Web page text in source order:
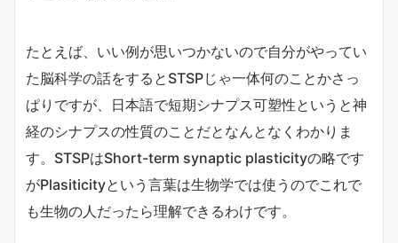
たとえば、いい例が思いつかないので自分がやってい
た脳科学の話をするとSTSPじゃ一体何のことかさっ
ぱりですが、日本語で短期シナプス可塑性というと神
経のシナプスの性質のことだとなんとなくわかりま
す。STSPはShort-term synaptic plasticityの略です
がPlasiticityという言葉は生物学では使うのでこれで
も生物の人だったら理解できるわけです。